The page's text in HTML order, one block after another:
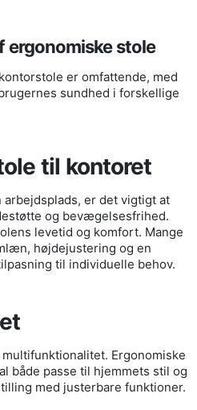
ergonomiske stole
er omfattende, med
sundhed i forskellige
til kontoret
er det vigtigt at
og bevægelsesfrihed.
levetid og komfort. Mange
højdejustering og en
til individuelle behov.
Ergonomiske
både passe til hjemmets stil og
med justerbare funktioner.